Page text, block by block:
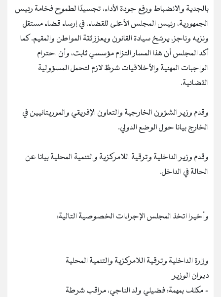
بالجدية والانضباط ورفع جودة الأداء، تجسيدًا لطموح فخامة رئيس
الجمهورية، رئيس المجلس الأعلى للقضاء، في إرساء قضاء مستقل
ونزيه وناجز، يرسّخ سيادة القانون ويعزز ثقة المواطن والمقيم. كما
أكد المجلس أن هذا المسار التزام مؤسسي ثابت، وأن احترام
الواجبات المهنية والأخلاقيات شرطٌ لازم لتحمل المسؤولية
القضائية.
وقدم وزير الشؤون الخارجية والتعاون الإفريقي والموريتانيين في
الخارج بيانا حول الوضع الدولي.
وقدم وزير الداخلية وترقية اللامركزية والتنمية المحلية بيانا عن
الحالة في الداخل.
وأخيرا اتخذ المجلس الإجراءات الخصوصية التالية:
وزارة الداخلية وترقية اللامركزية والتنمية المحلية
ديوان الوزير
- مكلف بمهمة: فضيلي ولد الناجي، مراقب شرطة